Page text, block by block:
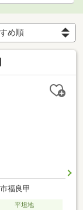
福良甲
平坦地